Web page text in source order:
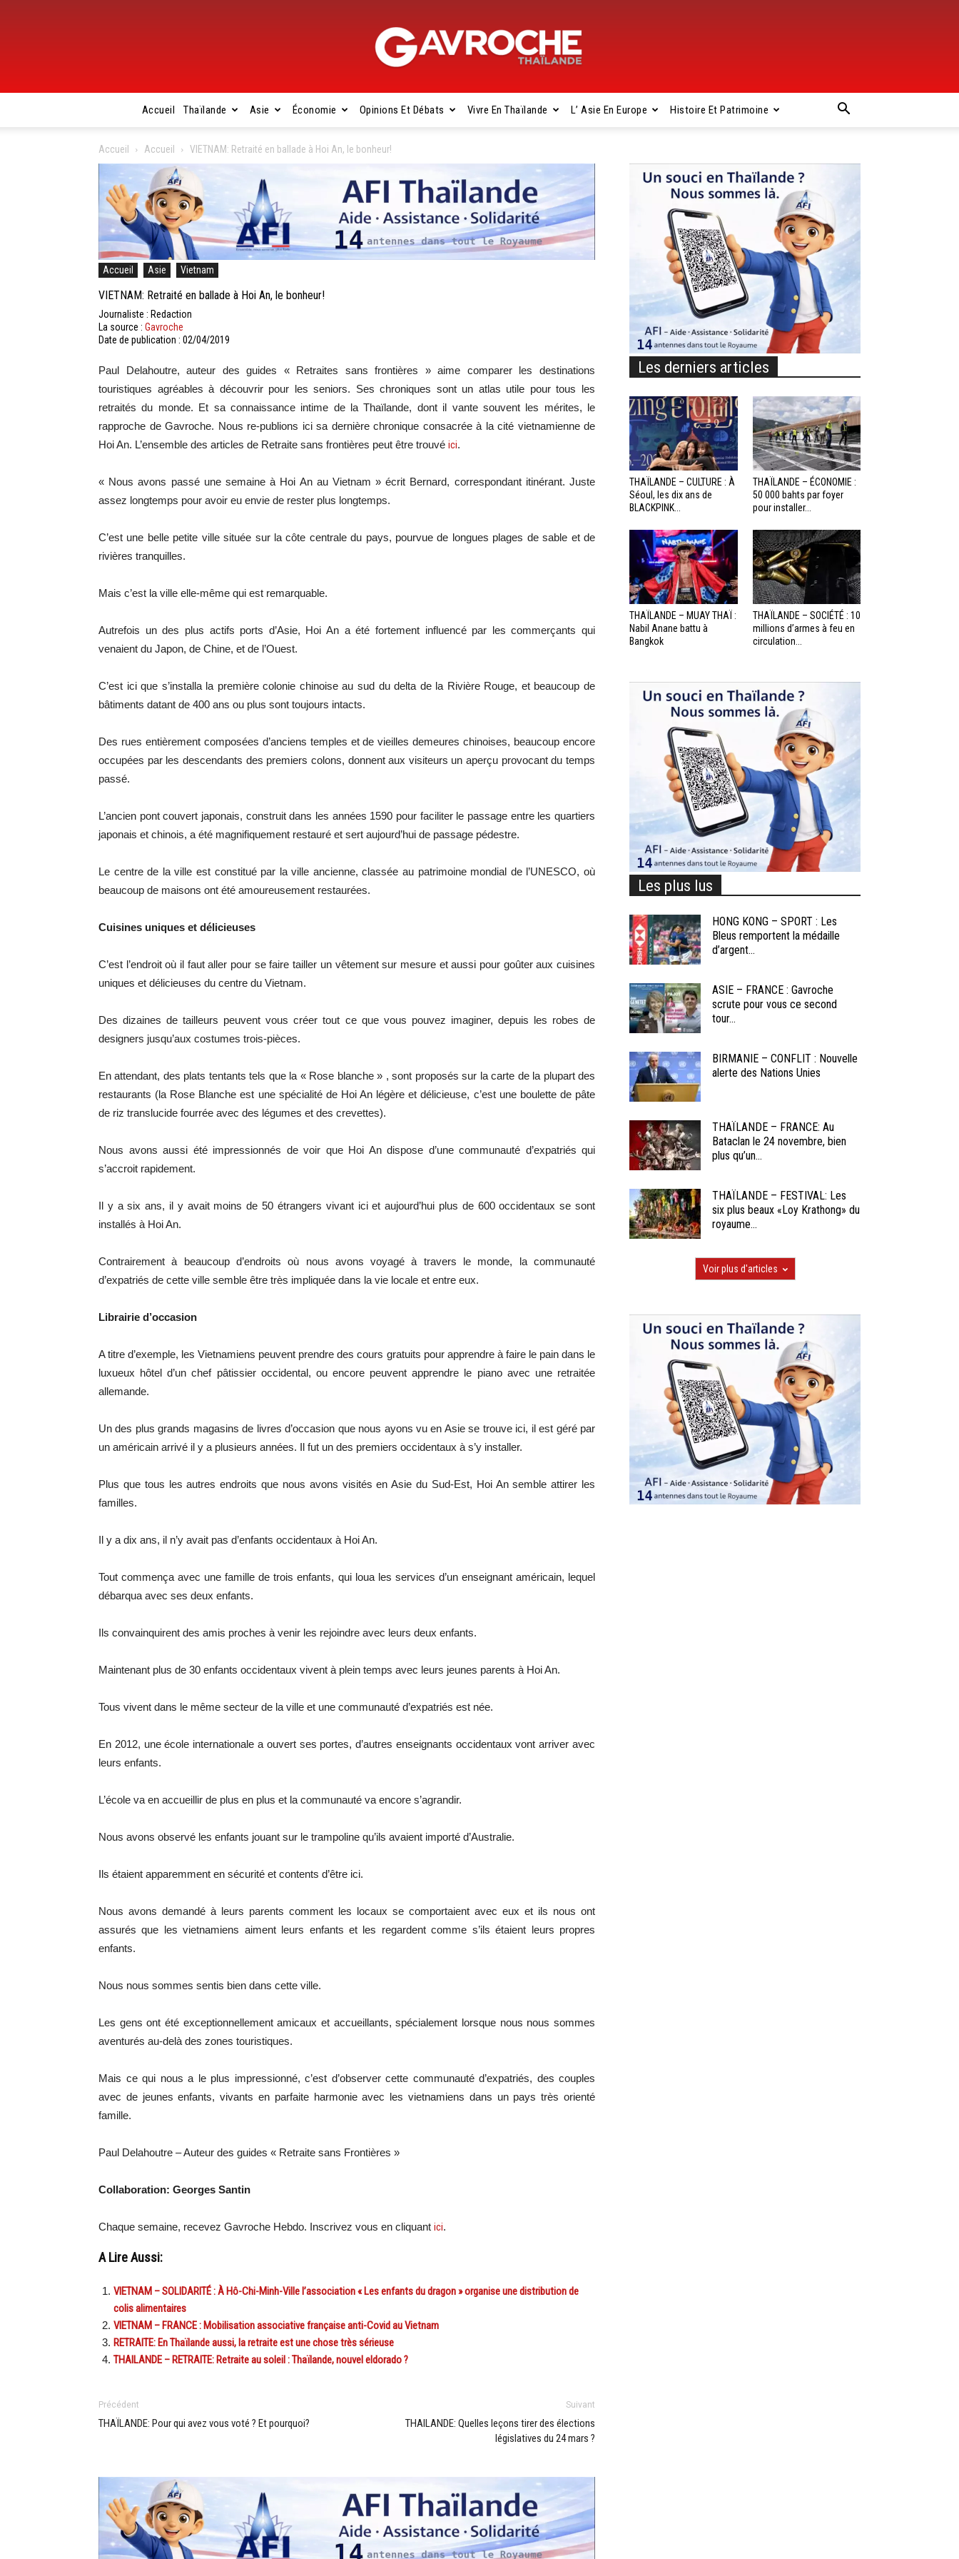
Gavroche
Thaïlande
Accueil Thaïlande Asie Économie Opinions Et Débats Vivre En Thaïlande L’ Asie En Europe Histoire Et Patrimoine
Accueil Accueil VIETNAM: Retraité en ballade à Hoi An, le bonheur!
Accueil Asie Vietnam
VIETNAM: Retraité en ballade à Hoi An, le bonheur!
Journaliste : Redaction
La source : Gavroche
Date de publication : 02/04/2019
Paul Delahoutre, auteur des guides « Retraites sans frontières » aime comparer les destinations
touristiques agréables à découvrir pour les seniors. Ses chroniques sont un atlas utile pour tous les
retraités du monde. Et sa connaissance intime de la Thaïlande, dont il vante souvent les mérites, le
rapproche de Gavroche. Nous re-publions ici sa dernière chronique consacrée à la cité vietnamienne de
Hoi An. L’ensemble des articles de Retraite sans frontières peut être trouvé ici.
« Nous avons passé une semaine à Hoi An au Vietnam » écrit Bernard, correspondant itinérant. Juste
assez longtemps pour avoir eu envie de rester plus longtemps.
C’est une belle petite ville située sur la côte centrale du pays, pourvue de longues plages de sable et de
rivières tranquilles.
Mais c’est la ville elle-même qui est remarquable.
Autrefois un des plus actifs ports d’Asie, Hoi An a été fortement influencé par les commerçants qui
venaient du Japon, de Chine, et de l’Ouest.
C’est ici que s’installa la première colonie chinoise au sud du delta de la Rivière Rouge, et beaucoup de
bâtiments datant de 400 ans ou plus sont toujours intacts.
Des rues entièrement composées d’anciens temples et de vieilles demeures chinoises, beaucoup encore
occupées par les descendants des premiers colons, donnent aux visiteurs un aperçu provocant du temps
passé.
L’ancien pont couvert japonais, construit dans les années 1590 pour faciliter le passage entre les quartiers
japonais et chinois, a été magnifiquement restauré et sert aujourd’hui de passage pédestre.
Le centre de la ville est constitué par la ville ancienne, classée au patrimoine mondial de l’UNESCO, où
beaucoup de maisons ont été amoureusement restaurées.
Cuisines uniques et délicieuses
C’est l’endroit où il faut aller pour se faire tailler un vêtement sur mesure et aussi pour goûter aux cuisines
uniques et délicieuses du centre du Vietnam.
Des dizaines de tailleurs peuvent vous créer tout ce que vous pouvez imaginer, depuis les robes de
designers jusqu’aux costumes trois-pièces.
En attendant, des plats tentants tels que la « Rose blanche » , sont proposés sur la carte de la plupart des
restaurants (la Rose Blanche est une spécialité de Hoi An légère et délicieuse, c’est une boulette de pâte
de riz translucide fourrée avec des légumes et des crevettes).
Nous avons aussi été impressionnés de voir que Hoi An dispose d’une communauté d’expatriés qui
s’accroit rapidement.
Il y a six ans, il y avait moins de 50 étrangers vivant ici et aujourd’hui plus de 600 occidentaux se sont
installés à Hoi An.
Contrairement à beaucoup d’endroits où nous avons voyagé à travers le monde, la communauté
d’expatriés de cette ville semble être très impliquée dans la vie locale et entre eux.
Librairie d’occasion
A titre d’exemple, les Vietnamiens peuvent prendre des cours gratuits pour apprendre à faire le pain dans le
luxueux hôtel d’un chef pâtissier occidental, ou encore peuvent apprendre le piano avec une retraitée
allemande.
Un des plus grands magasins de livres d’occasion que nous ayons vu en Asie se trouve ici, il est géré par
un américain arrivé il y a plusieurs années. Il fut un des premiers occidentaux à s’y installer.
Plus que tous les autres endroits que nous avons visités en Asie du Sud-Est, Hoi An semble attirer les
familles.
Il y a dix ans, il n’y avait pas d’enfants occidentaux à Hoi An.
Tout commença avec une famille de trois enfants, qui loua les services d’un enseignant américain, lequel
débarqua avec ses deux enfants.
Ils convainquirent des amis proches à venir les rejoindre avec leurs deux enfants.
Maintenant plus de 30 enfants occidentaux vivent à plein temps avec leurs jeunes parents à Hoi An.
Tous vivent dans le même secteur de la ville et une communauté d’expatriés est née.
En 2012, une école internationale a ouvert ses portes, d’autres enseignants occidentaux vont arriver avec
leurs enfants.
L’école va en accueillir de plus en plus et la communauté va encore s’agrandir.
Nous avons observé les enfants jouant sur le trampoline qu’ils avaient importé d’Australie.
Ils étaient apparemment en sécurité et contents d’être ici.
Nous avons demandé à leurs parents comment les locaux se comportaient avec eux et ils nous ont
assurés que les vietnamiens aiment leurs enfants et les regardent comme s’ils étaient leurs propres
enfants.
Nous nous sommes sentis bien dans cette ville.
Les gens ont été exceptionnellement amicaux et accueillants, spécialement lorsque nous nous sommes
aventurés au-delà des zones touristiques.
Mais ce qui nous a le plus impressionné, c’est d’observer cette communauté d’expatriés, des couples
avec de jeunes enfants, vivants en parfaite harmonie avec les vietnamiens dans un pays très orienté
famille.
Paul Delahoutre – Auteur des guides « Retraite sans Frontières »
Collaboration: Georges Santin
Chaque semaine, recevez Gavroche Hebdo. Inscrivez vous en cliquant ici.
A Lire Aussi:
VIETNAM – SOLIDARITÉ : À Hô-Chi-Minh-Ville l’association « Les enfants du dragon » organise une distribution de
colis alimentaires
VIETNAM – FRANCE : Mobilisation associative française anti-Covid au Vietnam
RETRAITE: En Thaïlande aussi, la retraite est une chose très sérieuse
THAILANDE – RETRAITE: Retraite au soleil : Thaïlande, nouvel eldorado ?
Précédent
THAÏLANDE: Pour qui avez vous voté ? Et pourquoi?
Suivant
THAILANDE: Quelles leçons tirer des élections
législatives du 24 mars ?
Les derniers articles
THAÏLANDE – CULTURE : À
Séoul, les dix ans de
BLACKPINK...
THAÏLANDE – ÉCONOMIE :
50 000 bahts par foyer
pour installer...
THAÏLANDE – MUAY THAÏ :
Nabil Anane battu à
Bangkok
THAÏLANDE – SOCIÉTÉ : 10
millions d’armes à feu en
circulation...
Les plus lus
HONG KONG – SPORT : Les
Bleus remportent la médaille
d’argent...
ASIE – FRANCE : Gavroche
scrute pour vous ce second
tour...
BIRMANIE – CONFLIT : Nouvelle
alerte des Nations Unies
THAÏLANDE – FRANCE: Au
Bataclan le 24 novembre, bien
plus qu’un...
THAÏLANDE – FESTIVAL: Les
six plus beaux «Loy Krathong» du
royaume...
Voir plus d'articles